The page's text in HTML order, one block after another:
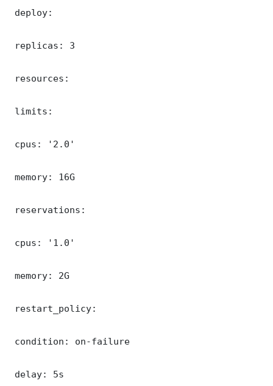
deploy:
replicas: 3
resources:
limits:
cpus: '2.0'
memory: 16G
reservations:
cpus: '1.0'
memory: 2G
restart_policy:
condition: on-failure
delay: 5s